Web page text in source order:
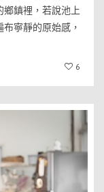
鄉鎮裡，若說池上
寧靜的原始感，
6